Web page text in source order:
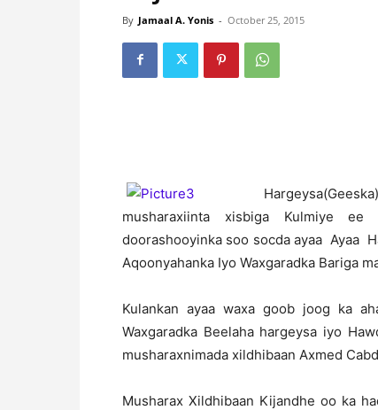
By Jamaal A. Yonis - October 25, 2015
H
musharaxiinta xisbiga Kulmiye
doorashooyinka soo socda ayaa Ayaa
Aqoonyahanka Iyo Waxgaradka Bariga
Kulankan ayaa waxa goob joog ka
Waxgaradka Beelaha hargeysa iyo
musharaxnimada xildhibaan Axmed
Musharax Xildhibaan Kijandhe oo ka